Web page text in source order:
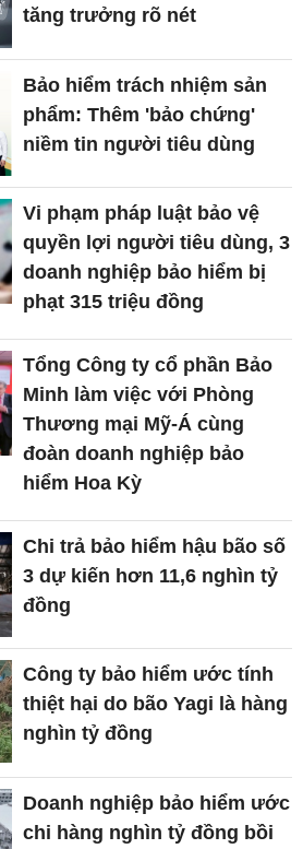
tăng trưởng rõ nét
Bảo hiểm trách nhiệm sản
phẩm: Thêm 'bảo chứng'
niềm tin người tiêu dùng
Vi phạm pháp luật bảo vệ
quyền lợi người tiêu dùng, 3
doanh nghiệp bảo hiểm bị
phạt 315 triệu đồng
Tổng Công ty cổ phần Bảo
Minh làm việc với Phòng
Thương mại Mỹ-Á cùng
đoàn doanh nghiệp bảo
hiểm Hoa Kỳ
Chi trả bảo hiểm hậu bão số
3 dự kiến hơn 11,6 nghìn tỷ
đồng
Công ty bảo hiểm ước tính
thiệt hại do bão Yagi là hàng
nghìn tỷ đồng
Doanh nghiệp bảo hiểm ước
chi hàng nghìn tỷ đồng bồi